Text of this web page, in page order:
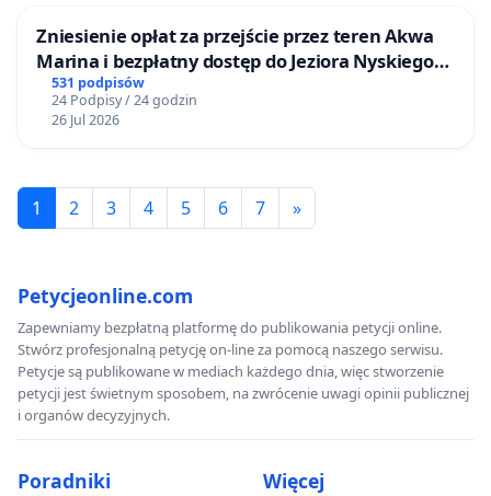
Zniesienie opłat za przejście przez teren Akwa
Marina i bezpłatny dostęp do Jeziora Nyskiego
dla mieszkańców Gminy Nysa
531 podpisów
24 Podpisy / 24 godzin
26 Jul 2026
1 2 3 4 5 6 7 »
Petycjeonline.com
Zapewniamy bezpłatną platformę do publikowania petycji online.
Stwórz profesjonalną petycję on-line za pomocą naszego serwisu.
Petycje są publikowane w mediach każdego dnia, więc stworzenie
petycji jest świetnym sposobem, na zwrócenie uwagi opinii publicznej
i organów decyzyjnych.
Poradniki Więcej